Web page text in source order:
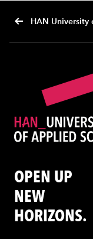
HAN University
OPEN UP
NEW
HORIZONS.